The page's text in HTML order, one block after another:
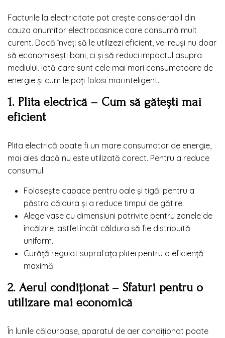
Facturile la electricitate pot crește considerabil din
cauza anumitor electrocasnice care consumă mult
curent. Dacă înveți să le utilizezi eficient, vei reuși nu doar
să economisești bani, ci și să reduci impactul asupra
mediului. Iată care sunt cele mai mari consumatoare de
energie și cum le poți folosi mai inteligent.
1. Plita electrică – Cum să gătești mai
eficient
Plita electrică poate fi un mare consumator de energie,
mai ales dacă nu este utilizată corect. Pentru a reduce
consumul:
Folosește capace pentru oale și tigăi pentru a
păstra căldura și a reduce timpul de gătire.
Alege vase cu dimensiuni potrivite pentru zonele de
încălzire, astfel încât căldura să fie distribuită
uniform.
Curăță regulat suprafața plitei pentru o eficiență
maximă.
2. Aerul condiționat – Sfaturi pentru o
utilizare mai economică
În lunile călduroase, aparatul de aer condiționat poate